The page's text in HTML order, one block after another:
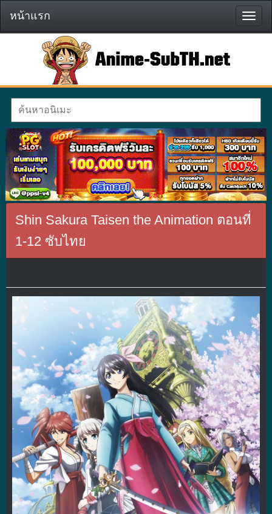
หน้า
แรก
หน้าแรก
Shin Sakura Taisen the Animation ตอนที่
1-12 ซับไทย